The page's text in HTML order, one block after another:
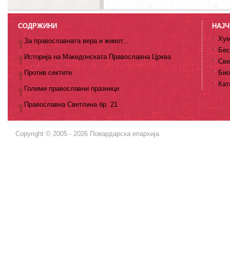
СОДРЖИНИ
За православната вера и живот...
Историја на Македонската Православна Црква
Против сектите
Големи православни празници
Православна Светлина бр. 21
Copyright © 2005 - 2026 Повардарска епархија.